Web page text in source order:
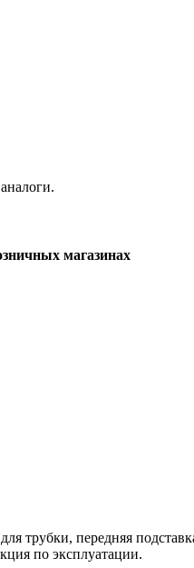
магазинах
трубки, передняя
по эксплуатации.